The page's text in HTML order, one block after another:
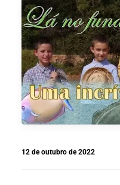
12 de outubro de 2022